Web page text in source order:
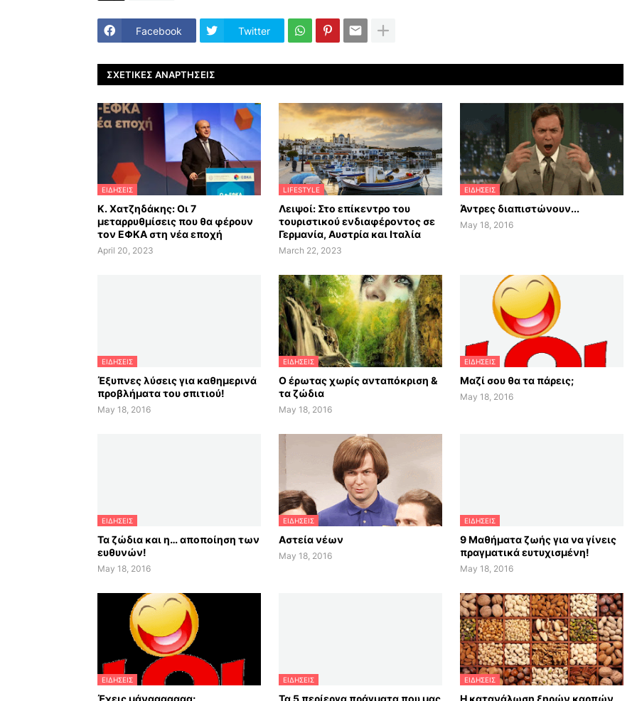
Facebook Twitter
ΣΧΕΤΙΚΈΣ ΑΝΑΡΤΉΣΕΙΣ
ΕΙΔΗΣΕΙΣ
Κ. Χατζηδάκης: Οι 7
μεταρρυθμίσεις που θα φέρουν
τον ΕΦΚΑ στη νέα εποχή
April 20, 2023
LIFESTYLE
Λειψοί: Στο επίκεντρο του
τουριστικού ενδιαφέροντος σε
Γερμανία, Αυστρία και Ιταλία
March 22, 2023
ΕΙΔΗΣΕΙΣ
Άντρες διαπιστώνουν...
May 18, 2016
ΕΙΔΗΣΕΙΣ
Έξυπνες λύσεις για καθημερινά
προβλήματα του σπιτιού!
May 18, 2016
ΕΙΔΗΣΕΙΣ
Ο έρωτας χωρίς ανταπόκριση &
τα ζώδια
May 18, 2016
ΕΙΔΗΣΕΙΣ
Μαζί σου θα τα πάρεις;
May 18, 2016
ΕΙΔΗΣΕΙΣ
Τα ζώδια και η… αποποίηση των
ευθυνών!
May 18, 2016
ΕΙΔΗΣΕΙΣ
Αστεία νέων
May 18, 2016
ΕΙΔΗΣΕΙΣ
9 Μαθήματα ζωής για να γίνεις
πραγματικά ευτυχισμένη!
May 18, 2016
ΕΙΔΗΣΕΙΣ ΕΙΔΗΣΕΙΣ ΕΙΔΗΣΕΙΣ